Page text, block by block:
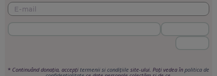
* Continuând donația, accepți termenii si condițiile site-ului. Poți vedea în politica de